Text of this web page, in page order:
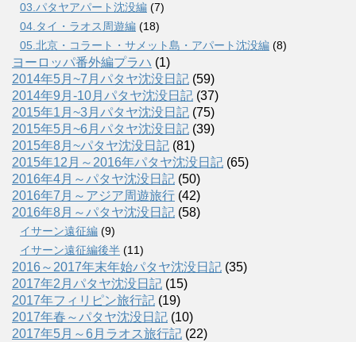
03.パタヤアパート沈没編 (7)
04.タイ・ラオス周遊編 (18)
05.北京・コラート・サメット島・アパート沈没編 (8)
ヨーロッパ番外編プラハ (1)
2014年5月~7月パタヤ沈没日記 (59)
2014年9月-10月パタヤ沈没日記 (37)
2015年1月~3月パタヤ沈没日記 (75)
2015年5月~6月パタヤ沈没日記 (39)
2015年8月~パタヤ沈没日記 (81)
2015年12月～2016年パタヤ沈没日記 (65)
2016年4月～パタヤ沈没日記 (50)
2016年7月～アジア周遊旅行 (42)
2016年8月～パタヤ沈没日記 (58)
イサーン遠征編 (9)
イサーン遠征編後半 (11)
2016～2017年末年始パタヤ沈没日記 (35)
2017年2月パタヤ沈没日記 (15)
2017年フィリピン旅行記 (19)
2017年春～パタヤ沈没日記 (10)
2017年5月～6月ラオス旅行記 (22)